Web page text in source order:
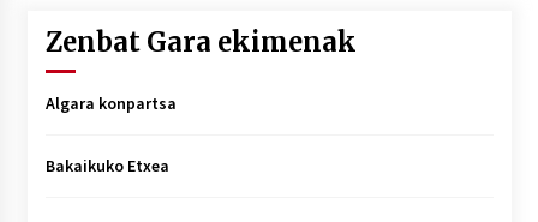
Zenbat Gara ekimenak
Algara konpartsa
Bakaikuko Etxea